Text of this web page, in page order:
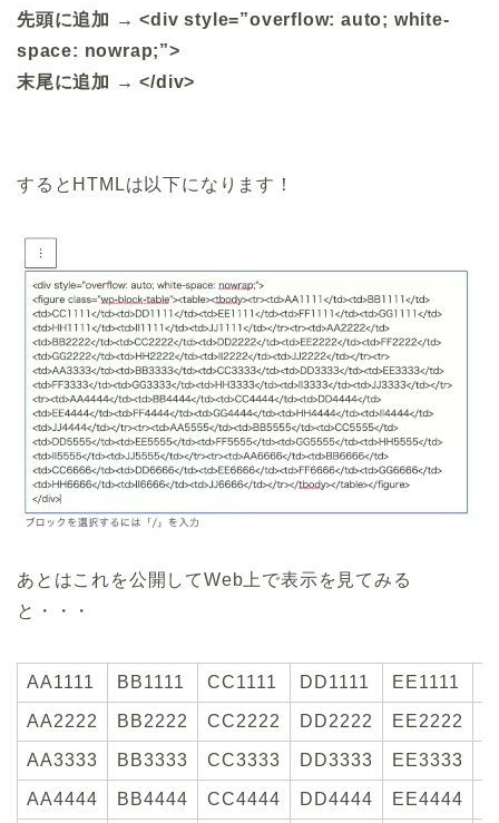
先頭に追加 → <div style=”overflow: auto; white-
space: nowrap;”>
末尾に追加 → </div>
するとHTMLは以下になります！
あとはこれを公開してWeb上で表示を見てみる
と・・・
AA1111 BB1111 CC1111 DD1111 EE1111
AA2222 BB2222 CC2222 DD2222 EE2222
AA3333 BB3333 CC3333 DD3333 EE3333
AA4444 BB4444 CC4444 DD4444 EE4444